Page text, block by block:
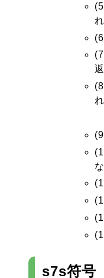
s7s符号